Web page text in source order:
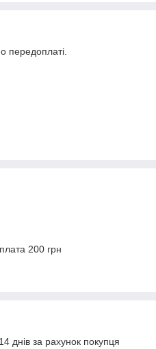
передоплаті.
200 грн
днів за рахунок покупця